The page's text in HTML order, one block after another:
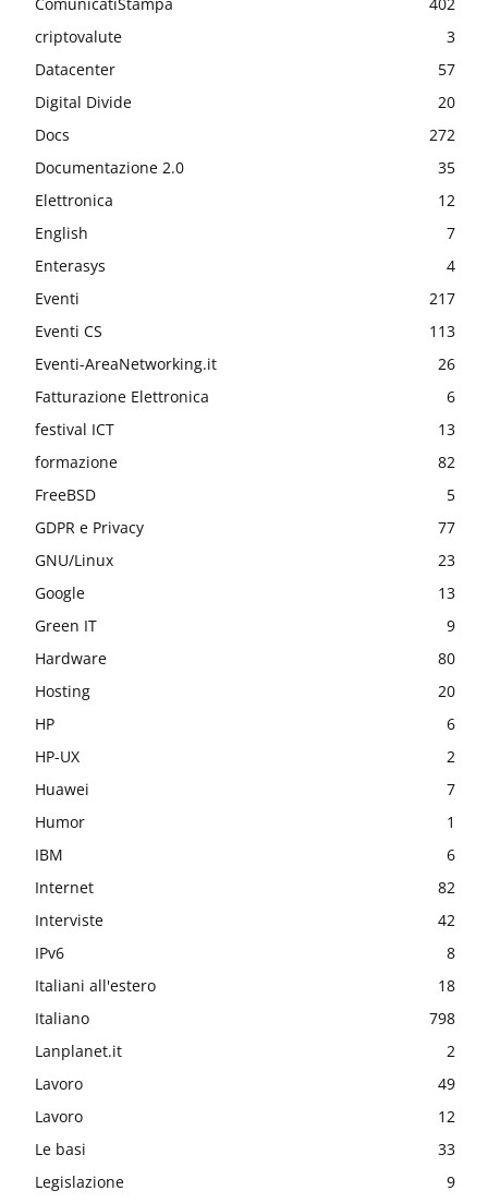
criptovalute
3
Datacenter
57
Digital Divide
20
Docs
272
Documentazione 2.0
35
Elettronica
12
English
7
Enterasys
4
Eventi
217
Eventi CS
113
Eventi-AreaNetworking.it
26
Fatturazione Elettronica
6
festival ICT
13
formazione
82
FreeBSD
5
GDPR e Privacy
77
GNU/Linux
23
Google
13
Green IT
9
Hardware
80
Hosting
20
HP
6
HP-UX
2
Huawei
7
Humor
1
IBM
6
Internet
82
Interviste
42
IPv6
8
Italiani all'estero
18
Italiano
798
Lanplanet.it
2
Lavoro
49
Lavoro
12
Le basi
33
Legislazione
9